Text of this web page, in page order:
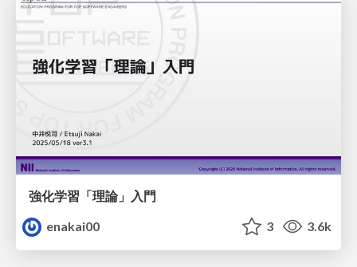
強化学習「理論」入門
enakai00
3 3.6k